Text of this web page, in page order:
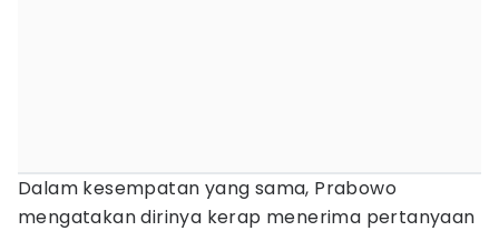
Dalam kesempatan yang sama, Prabowo
mengatakan dirinya kerap menerima pertanyaan